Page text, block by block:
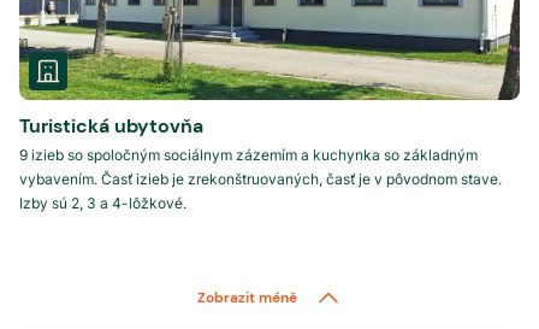
Turistická ubytovňa
9 izieb so spoločným sociálnym zázemím a kuchynka so základným
vybavením. Časť izieb je zrekonštruovaných, časť je v pôvodnom stave.
Izby sú 2, 3 a 4-lôžkové.
Zobrazit méně